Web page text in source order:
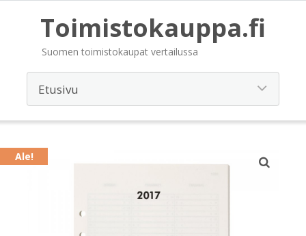
Toimistokauppa.fi
Suomen toimistokaupat vertailussa
Ale!